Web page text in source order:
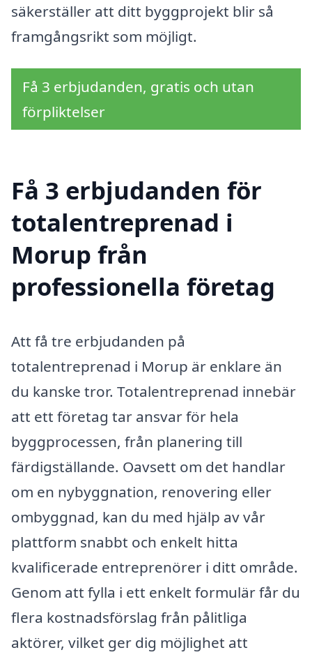
säkerställer att ditt byggprojekt blir så
framgångsrikt som möjligt.
Få 3 erbjudanden, gratis och utan
förpliktelser
Få 3 erbjudanden för
totalentreprenad i
Morup från
professionella företag
Att få tre erbjudanden på
totalentreprenad i Morup är enklare än
du kanske tror. Totalentreprenad innebär
att ett företag tar ansvar för hela
byggprocessen, från planering till
färdigställande. Oavsett om det handlar
om en nybyggnation, renovering eller
ombyggnad, kan du med hjälp av vår
plattform snabbt och enkelt hitta
kvalificerade entreprenörer i ditt område.
Genom att fylla i ett enkelt formulär får du
flera kostnadsförslag från pålitliga
aktörer, vilket ger dig möjlighet att